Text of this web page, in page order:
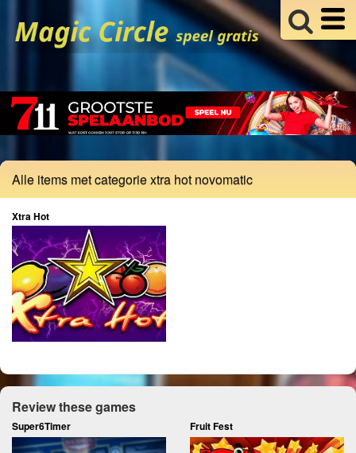
Alle items met categorie xtra hot novomatic
Xtra Hot
Review these games
Super6Timer Fruit Fest